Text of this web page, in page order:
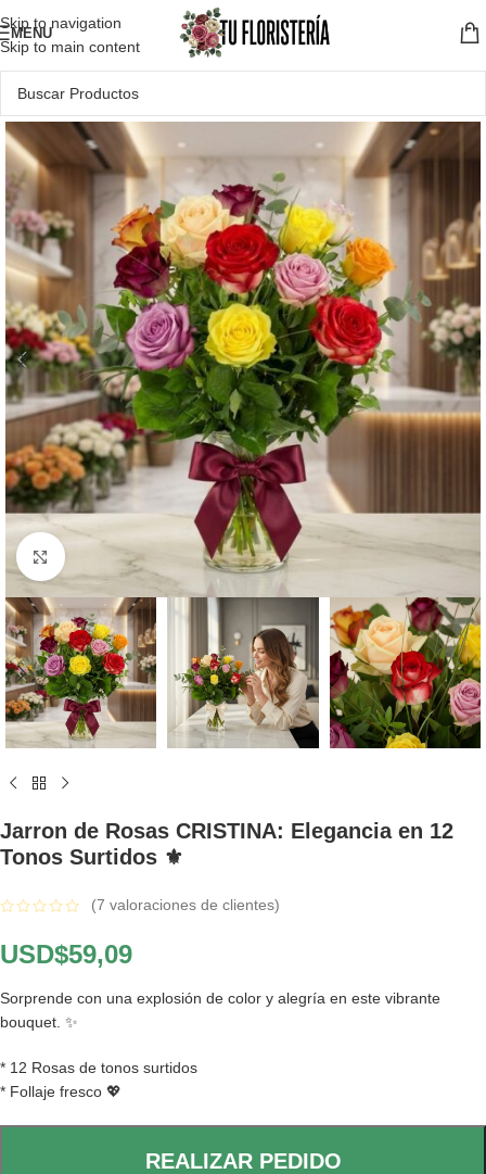
Skip to navigation
Skip to main content
MENU
Click to enlarge
Jarron de Rosas CRISTINA: Elegancia en 12
Tonos Surtidos ⚜️
(7 valoraciones de clientes)
USD$59,09
Sorprende con una explosión de color y alegría en este vibrante
bouquet. ✨
* 12 Rosas de tonos surtidos
* Follaje fresco 💖
REALIZAR PEDIDO